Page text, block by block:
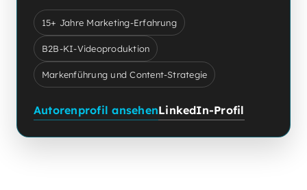
15+ Jahre Marketing-Erfahrung
B2B-KI-Videoproduktion
Markenführung und Content-Strategie
Autorenprofil ansehenLinkedIn-Profil